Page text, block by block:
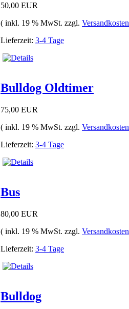
50,00 EUR
( inkl. 19 % MwSt. zzgl. Versandkosten
Lieferzeit: 3-4 Tage
Bulldog Oldtimer
75,00 EUR
( inkl. 19 % MwSt. zzgl. Versandkosten
Lieferzeit: 3-4 Tage
Bus
80,00 EUR
( inkl. 19 % MwSt. zzgl. Versandkosten
Lieferzeit: 3-4 Tage
Bulldog